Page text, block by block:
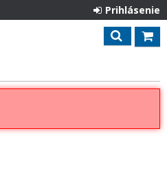
Prihlásenie